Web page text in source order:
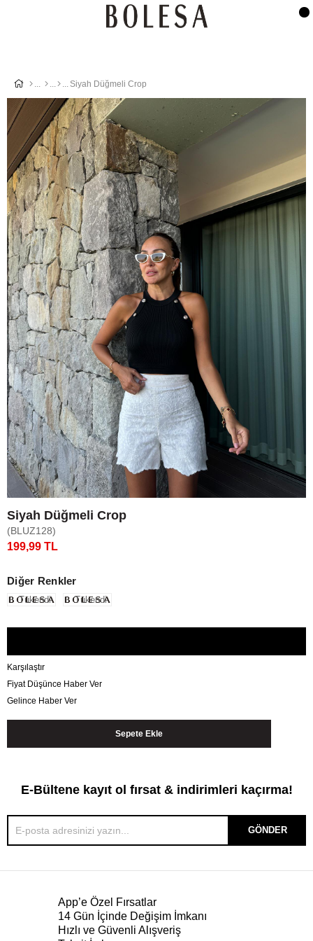
Siyah Düğmeli Crop
Siyah Düğmeli Crop
(BLUZ128)
199,99 TL
Diğer Renkler
Tükendi Tükendi
Karşılaştır
Fiyat Düşünce Haber Ver
Gelince Haber Ver
E-Bültene kayıt ol fırsat & indirimleri kaçırma!
GÖNDER
App’e Özel Fırsatlar
14 Gün İçinde Değişim İmkanı
Hızlı ve Güvenli Alışveriş